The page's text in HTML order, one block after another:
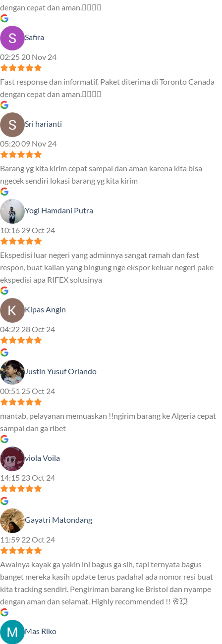
dengan cepat dan aman.👍🏻👍🏻
Safira
02:25 20 Nov 24
Fast response dan informatif. Paket diterima di Toronto Canada
dengan cepat dan aman.👍🏻👍🏻
Sri harianti
05:20 09 Nov 24
Barang yg kita kirim cepat sampai dan aman karena kita bisa
ngecek sendiri lokasi barang yg kita kirim
Yogi Hamdani Putra
10:16 29 Oct 24
Ekspedisi luar negeri yang adminnya sangat ramah dan fast
respon, buat kalian yang bingung nge ekspor keluar negeri pake
ekspedisi apa RIFEX solusinya
Kipas Angin
04:22 28 Oct 24
Justin Yusuf Orlando
00:51 25 Oct 24
mantab, pelayanan memuaskan !!ngirim barang ke Algeria cepat
sampai dan ga ribet
viola Voila
14:15 23 Oct 24
Gayatri Matondang
11:59 22 Oct 24
Awalnya kayak ga yakin ini bagus ga sih, tapi ternyata bagus
banget mereka kasih update terus padahal ada nomor resi buat
kita tracking sendiri. Pengiriman barang ke Bristol dan nyampe
dengan aman dan selamat. Highly recommended !! 🥂💥
Mas Riko